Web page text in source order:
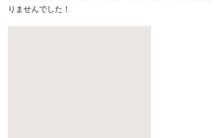
りませんでした！